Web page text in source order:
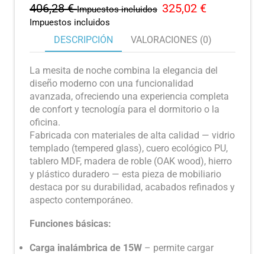
406,28€ Impuestos incluidos 325,02 €
Impuestos incluidos
DESCRIPCIÓN VALORACIONES (0)
La mesita de noche combina la elegancia del
diseño moderno con una funcionalidad
avanzada, ofreciendo una experiencia completa
de confort y tecnología para el dormitorio o la
oficina.
Fabricada con materiales de alta calidad — vidrio
templado (tempered glass), cuero ecológico PU,
tablero MDF, madera de roble (OAK wood), hierro
y plástico duradero — esta pieza de mobiliario
destaca por su durabilidad, acabados refinados y
aspecto contemporáneo.
Funciones básicas:
Carga inalámbrica de 15W – permite cargar